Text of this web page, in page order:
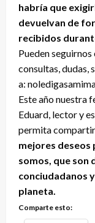
habría que
devuelvan de
recibidos
Pueden seguirnos
consultas, dudas,
a:
Este año nuestra
Eduard, lector y
permita
mejores deseos
somos, que son
conciudadanos
planeta.
Comparte esto: